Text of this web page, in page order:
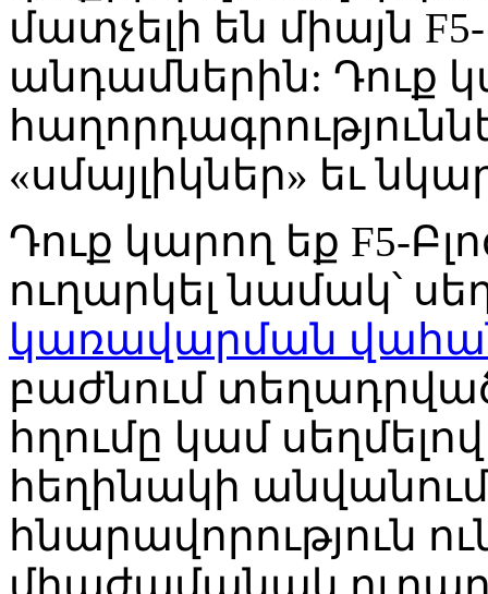
մատչելի են միայն
անդամներին: Դուք
«սմայլիկներ» եւ
Դուք կարող եք F5-
ուղարկել նամակ՝
կառավարման
բաժնում
հղումը կամ
հեղինակի
հնարավորություն